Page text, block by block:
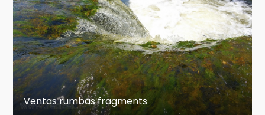
Ventas rumbas fragments